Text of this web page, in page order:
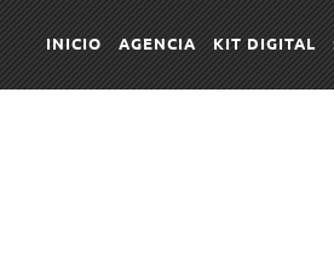
INICIO AGENCIA KIT DIGITAL